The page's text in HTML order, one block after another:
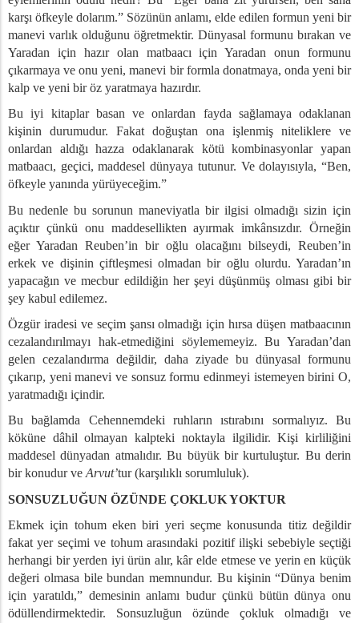
karşı öfkeyle dolarım.” Sözünün anlamı, elde edilen formun yeni bir
manevi varlık olduğunu öğretmektir. Dünyasal formunu bırakan ve
Yaradan için hazır olan matbaacı için Yaradan onun formunu
çıkarmaya ve onu yeni, manevi bir formla donatmaya, onda yeni bir
kalp ve yeni bir öz yaratmaya hazırdır.
Bu iyi kitaplar basan ve onlardan fayda sağlamaya odaklanan
kişinin durumudur. Fakat doğuştan ona işlenmiş niteliklere ve
onlardan aldığı hazza odaklanarak kötü kombinasyonlar yapan
matbaacı, geçici, maddesel dünyaya tutunur. Ve dolayısıyla, “Ben,
öfkeyle yanında yürüyeceğim.”
Bu nedenle bu sorunun maneviyatla bir ilgisi olmadığı sizin için
açıktır çünkü onu maddesellikten ayırmak imkânsızdır. Örneğin
eğer Yaradan Reuben’in bir oğlu olacağını bilseydi, Reuben’in
erkek ve dişinin çiftleşmesi olmadan bir oğlu olurdu. Yaradan’ın
yapacağın ve mecbur edildiğin her şeyi düşünmüş olması gibi bir
şey kabul edilemez.
Özgür iradesi ve seçim şansı olmadığı için hırsa düşen matbaacının
cezalandırılmayı hak-etmediğini söylememeyiz. Bu Yaradan’dan
gelen cezalandırma değildir, daha ziyade bu dünyasal formunu
çıkarıp, yeni manevi ve sonsuz formu edinmeyi istemeyen birini O,
yaratmadığı içindir.
Bu bağlamda Cehennemdeki ruhların ıstırabını sormalıyız. Bu
köküne dâhil olmayan kalpteki noktayla ilgilidir. Kişi kirliliğini
maddesel dünyadan atmalıdır. Bu büyük bir kurtuluştur. Bu derin
bir konudur veArvut’tur (karşılıklı sorumluluk).
SONSUZLUĞUN ÖZÜNDE ÇOKLUK YOKTUR
Ekmek için tohum eken biri yeri seçme konusunda titiz değildir
fakat yer seçimi ve tohum arasındaki pozitif ilişki sebebiyle seçtiği
herhangi bir yerden iyi ürün alır, kâr elde etmese ve yerin en küçük
değeri olmasa bile bundan memnundur. Bu kişinin “Dünya benim
için yaratıldı,” demesinin anlamı budur çünkü bütün dünya onu
ödüllendirmektedir. Sonsuzluğun özünde çokluk olmadığı ve